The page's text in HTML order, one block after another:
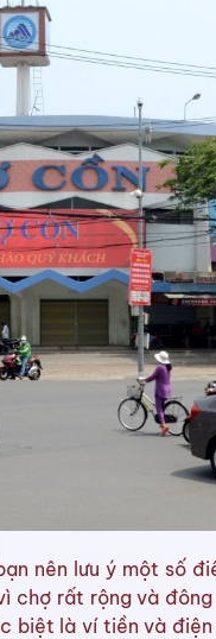
nên lưu ý một số
rất rộng và
biệt là ví tiền và